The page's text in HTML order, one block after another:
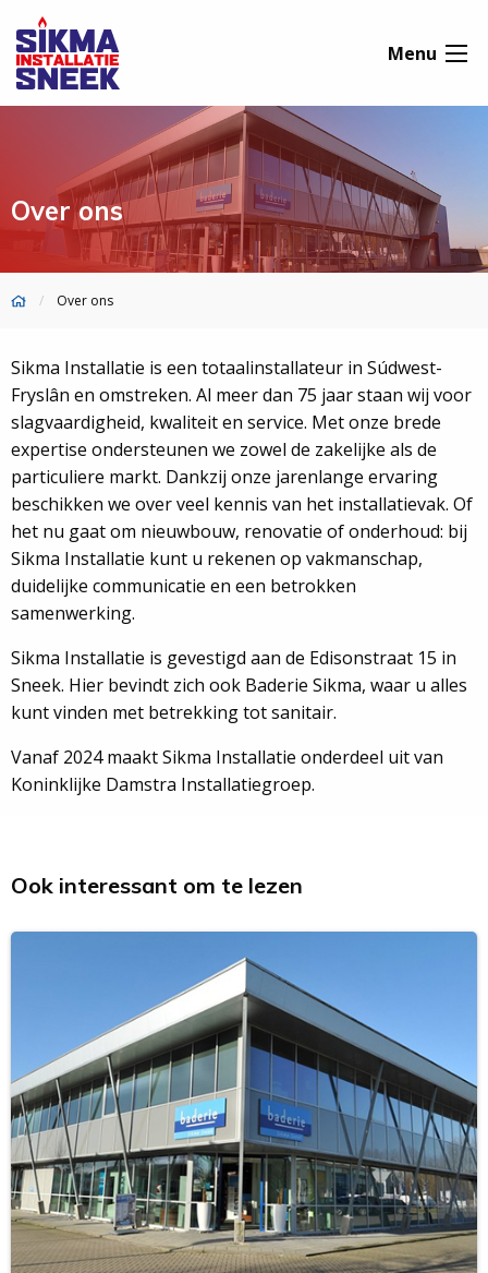
Menu
Over ons
Over ons
Sikma Installatie is een totaalinstallateur in Súdwest-
Fryslân en omstreken. Al meer dan 75 jaar staan wij voor
slagvaardigheid, kwaliteit en service. Met onze brede
expertise ondersteunen we zowel de zakelijke als de
particuliere markt. Dankzij onze jarenlange ervaring
beschikken we over veel kennis van het installatievak. Of
het nu gaat om nieuwbouw, renovatie of onderhoud: bij
Sikma Installatie kunt u rekenen op vakmanschap,
duidelijke communicatie en een betrokken
samenwerking.
Sikma Installatie is gevestigd aan de Edisonstraat 15 in
Sneek. Hier bevindt zich ook Baderie Sikma, waar u alles
kunt vinden met betrekking tot sanitair.
Vanaf 2024 maakt Sikma Installatie onderdeel uit van
Koninklijke Damstra Installatiegroep.
Ook interessant om te lezen